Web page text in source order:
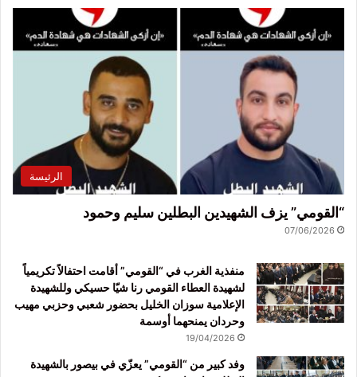
الرئيسة
“القومي” يزف الشهيدين البطلين سليم وحمود
07/06/2026
منفذية الغرب في “القومي” أقامت احتفالاً تكريمياً
لشهيدة العطاء القومي رنا شيّا حسيكي وللشهيدة
الإعلامية سوزان الخليل بحضور شعبي وحزبي مهيب
وحردان يمنحهما أوسمة
19/04/2026
وفد كبير من “القومي” يعزّي في بيصور بالشهيدة